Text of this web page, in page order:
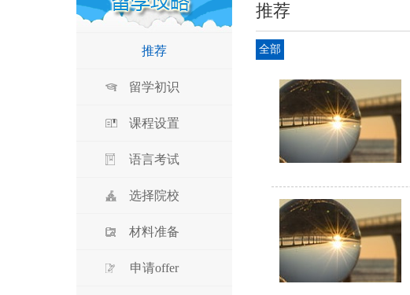
推荐
留学初识
课程设置
语言考试
选择院校
材料准备
申请offer
推荐
全部